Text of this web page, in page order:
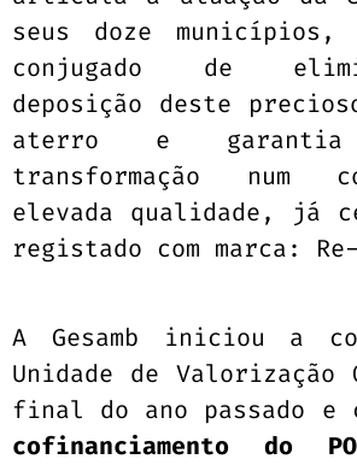
seus doze municípios,
conjugado de
deposição deste
aterro e
transformação num
elevada qualidade, já
registado com marca:
A Gesamb iniciou a
Unidade de Valorização
final do ano passado e
cofinanciamento do